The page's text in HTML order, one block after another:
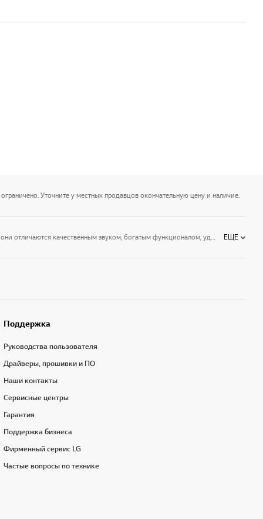
Уточните у местных продавцов окончательную цену и наличие.
LG Electronics - это аудиосистемы на все случаи жизни. Аудиотехника LG делится на 3 разновидности: музыкальные центры, Bluetooth-колонки, саундбары. Все они отличаются качественным звуком, богатым функционалом, удобством управления, стильным дизайном и надёжностью. Наслаждайтесь любимой музыкой вместе с техникой LG! ЕЩЕ
Поддержка
Руководства пользователя
Драйверы, прошивки и ПО
Наши контакты
Сервисные центры
Гарантия
Поддержка бизнеса
Фирменный сервис LG
Частые вопросы по технике